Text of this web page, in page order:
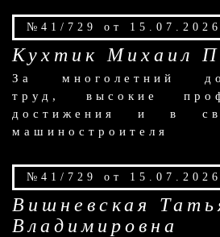
№41/729 от 15.07.2026
Кухтик Михаил
За многолетний
труд, высокие
достижения и в
машиностроителя
№41/729 от 15.07.2026
Вишневская
Владимировна